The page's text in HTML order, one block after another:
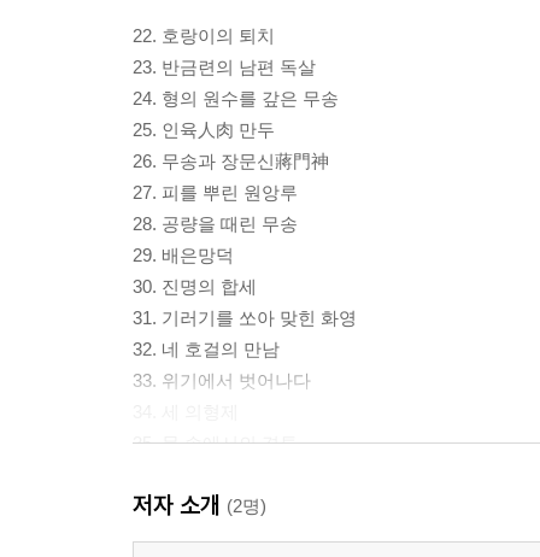
22. 호랑이의 퇴치
23. 반금련의 남편 독살
24. 형의 원수를 갚은 무송
25. 인육人肉 만두
26. 무송과 장문신蔣門神
27. 피를 뿌린 원앙루
28. 공량을 때린 무송
29. 배은망덕
30. 진명의 합세
31. 기러기를 쏘아 맞힌 화영
32. 네 호걸의 만남
33. 위기에서 벗어나다
35. 물 속에서의 격투
37. 형장 난입
38. 여신女神의 부름
저자 소개 (2명)